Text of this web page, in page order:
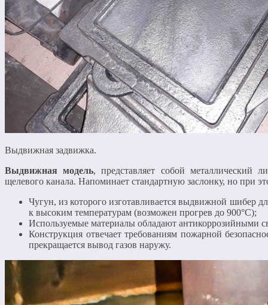
Выдвижная задвижка.
Выдвижная модель, представляет собой металлический
щелевого канала. Напоминает стандартную заслонку, но при
Чугун, из которого изготавливается выдвижной шибер
к высоким температурам (возможен прогрев до 900°C);
Используемые материалы обладают антикоррозийными
Конструкция отвечает требованиям пожарной
прекращается вывод газов наружу.